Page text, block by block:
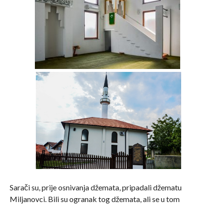
Sarači su, prije osnivanja džemata, pripadali džematu
Miljanovci. Bili su ogranak tog džemata, ali se u tom